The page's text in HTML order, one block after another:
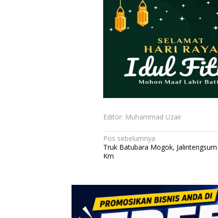
Editor: Muhammad Uzair
N
a
i
g
a
Pos sebelumnya
Truk Batubara Mogok,
Km